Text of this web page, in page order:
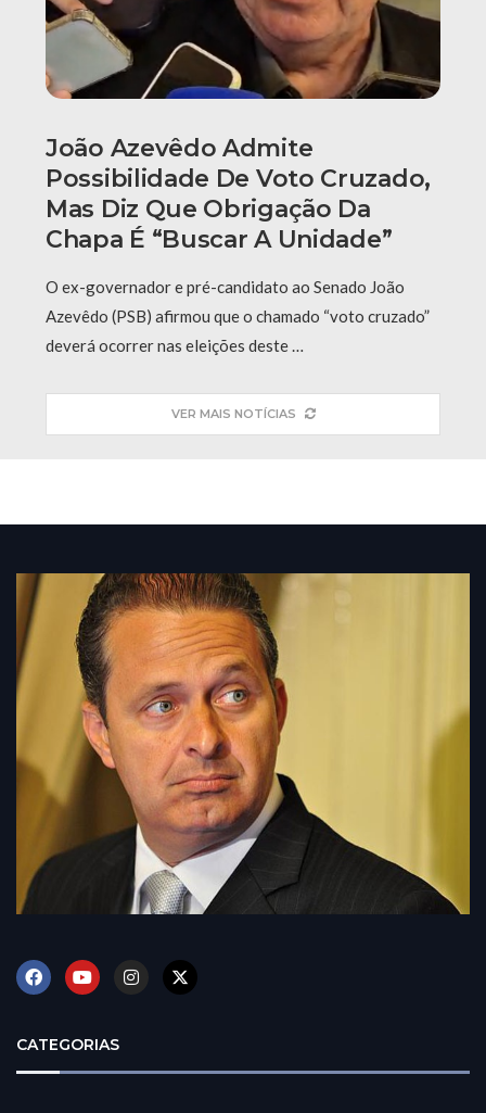
João Azevêdo Admite
Possibilidade De Voto Cruzado,
Mas Diz Que Obrigação Da
Chapa É “buscar A Unidade”
O ex-governador e pré-candidato ao Senado João
Azevêdo (PSB) afirmou que o chamado “voto cruzado”
deverá ocorrer nas eleições deste …
VER MAIS NOTÍCIAS
CATEGORIAS